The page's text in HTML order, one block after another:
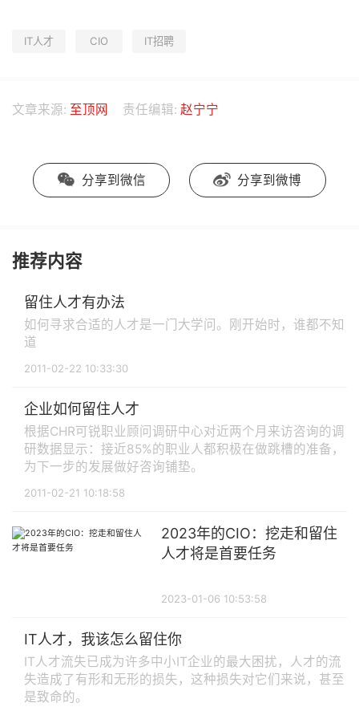
IT人才 CIO IT招聘
文章来源: 至顶网 责任编辑: 赵宁宁
分享到微信 分享到微博
推荐内容
留住人才有办法
如何寻求合适的人才是一门大学问。刚开始时，谁都不知
道
2011-02-22 10:33:30
企业如何留住人才
根据CHR可锐职业顾问调研中心对近两个月来访咨询的调
研数据显示：接近85%的职业人都积极在做跳槽的准备，
为下一步的发展做好咨询铺垫。
2011-02-21 10:18:58
2023年的CIO：挖走和留住
人才将是首要任务
2023-01-06 10:53:58
IT人才，我该怎么留住你
IT人才流失已成为许多中小IT企业的最大困扰，人才的流
失造成了有形和无形的损失，这种损失对它们来说，甚至
是致命的。